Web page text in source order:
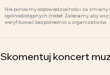
Nie ponosimy odpowiedzialności za
ogólnodostępnych źródeł. Zalecamy, aby
weryfikować bezpośrednio u organizatorów.
Skomentuj koncert